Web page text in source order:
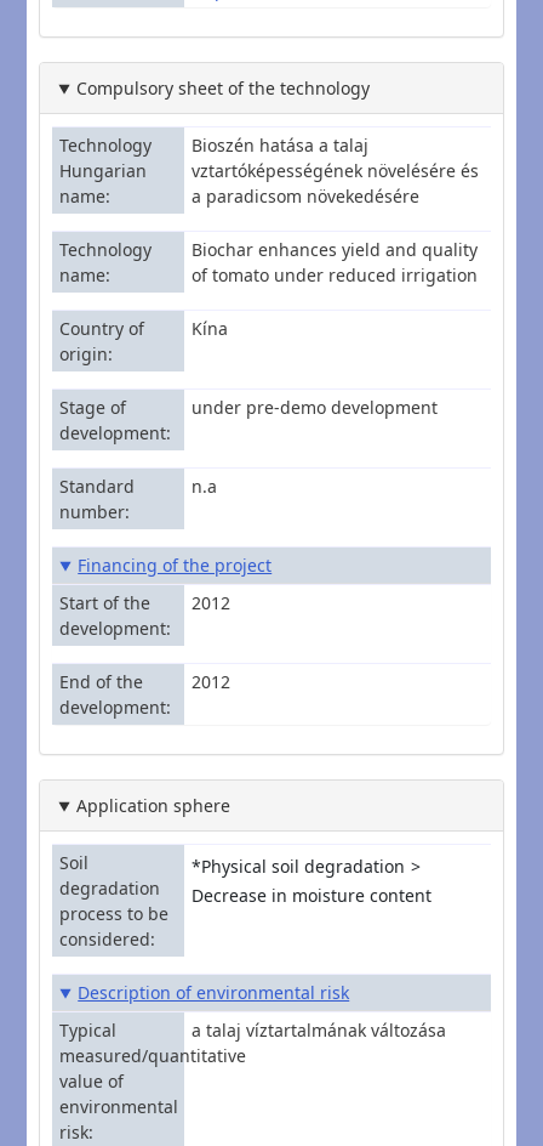
Compulsory sheet of the technology
Technology
Hungarian
name
Bioszén hatása a talaj
vztartóképességének növelésére és
a paradicsom növekedésére
Technology
name
Biochar enhances yield and quality
of tomato under reduced irrigation
Country of
origin
Kína
Stage of
development
under pre-demo development
Standard
number
n.a
Financing of the project
Start of the
development
2012
End of the
development
2012
Application sphere
Soil
degradation
process to be
considered
*Physical soil degradation
Decrease in moisture content
Description of environmental risk
Typical
measured/quantitative
value of
environmental
risk
a talaj víztartalmának változása